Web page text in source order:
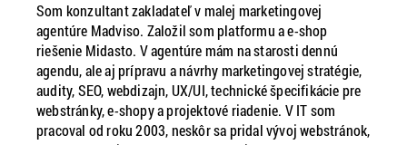
Som konzultant zakladateľ v malej marketingovej
agentúre Madviso. Založil som platformu a e-shop
riešenie Midasto. V agentúre mám na starosti dennú
agendu, ale aj prípravu a návrhy marketingovej stratégie,
audity, SEO, webdizajn, UX/UI, technické špecifikácie pre
webstránky, e-shopy a projektové riadenie. V IT som
pracoval od roku 2003, neskôr sa pridal vývoj webstránok,